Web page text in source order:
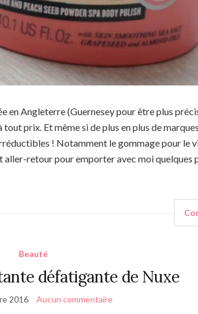
en Angleterre (Guernesey pour être plus
prix. Et même si de plus en plus de
! Notamment le gommage pour le
aller-retour pour emporter avec moi quelques
Beauté
défatigante de Nuxe
2016 Aucun commentaire